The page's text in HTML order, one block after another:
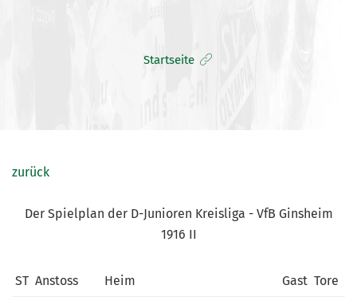
VERANSTALTUNGEN
ARCHIV
Startseite
zurück
Der Spielplan der D-Junioren Kreisliga - VfB Ginsheim
1916 II
ST Anstoss Heim Gast Tore